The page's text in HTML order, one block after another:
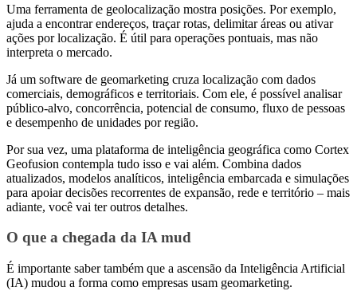
Uma ferramenta de geolocalização mostra posições. Por exemplo,
ajuda a encontrar endereços, traçar rotas, delimitar áreas ou ativar
ações por localização. É útil para operações pontuais, mas não
interpreta o mercado.
Já um software de geomarketing cruza localização com dados
comerciais, demográficos e territoriais. Com ele, é possível analisar
público-alvo, concorrência, potencial de consumo, fluxo de pessoas
e desempenho de unidades por região.
Por sua vez, uma plataforma de inteligência geográfica como Cortex
Geofusion contempla tudo isso e vai além. Combina dados
atualizados, modelos analíticos, inteligência embarcada e simulações
para apoiar decisões recorrentes de expansão, rede e território – mais
adiante, você vai ter outros detalhes.
O que a chegada da IA mud
É importante saber também que a ascensão da Inteligência Artificial
(IA) mudou a forma como empresas usam geomarketing.